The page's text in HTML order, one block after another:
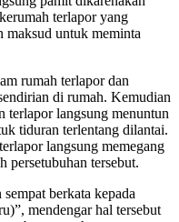
terlapor yang
maksud untuk meminta
rumah terlapor dan
di rumah. Kemudian
terlapor langsung menuntun
tiduran terlentang dilantai.
langsung memegang
persetubuhan tersebut.
berkata kepada
mendengar hal tersebut